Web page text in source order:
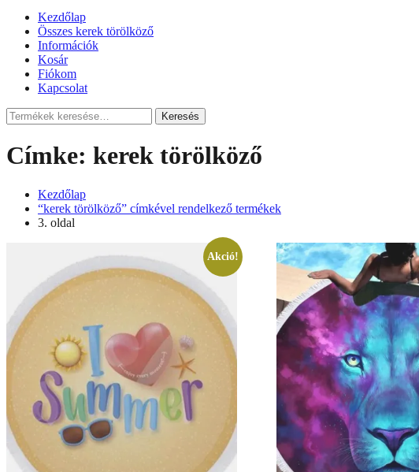
Kezdőlap
Összes kerek törölköző
Információk
Kosár
Fiókom
Kapcsolat
Keresés
a
Keresés
Címke: kerek törölköző
Kezdőlap
“kerek törölköző” címkével rendelkező termékek
3. oldal
Akció!